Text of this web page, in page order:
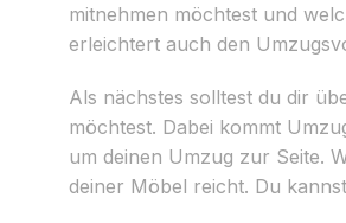
mitnehmen möchtest und
erleichtert auch den
Als nächstes solltest du dir
möchtest. Dabei kommt
um deinen Umzug zur Seite.
deiner Möbel reicht. Du